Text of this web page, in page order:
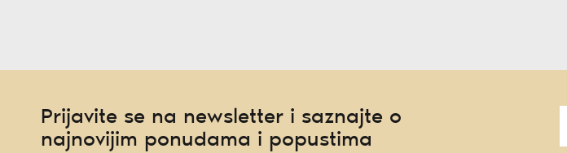
Prijavite se na newsletter i saznajte o
najnovijim ponudama i popustima